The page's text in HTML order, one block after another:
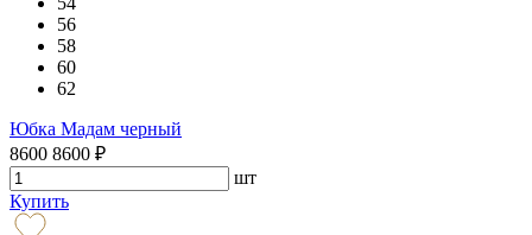
56
58
60
62
Юбка Мадам черный
8600 8600 ₽
шт
Купить